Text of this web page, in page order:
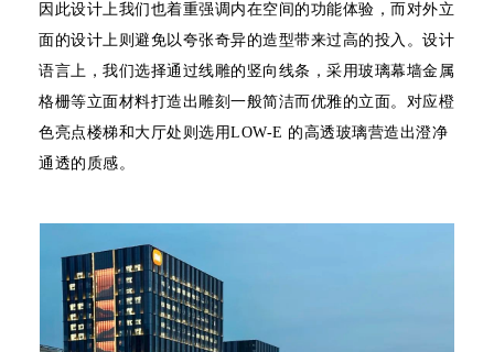
因此设计上我们也着重强调内在空间的功能体验，而对外立
面的设计上则避免以夸张奇异的造型带来过高的投入。设计
语言上，我们选择通过线雕的竖向线条，采用玻璃幕墙金属
格栅等立面材料打造出雕刻一般简洁而优雅的立面。对应橙
色亮点楼梯和大厅处则选用LOW-E 的高透玻璃营造出澄净
通透的质感。